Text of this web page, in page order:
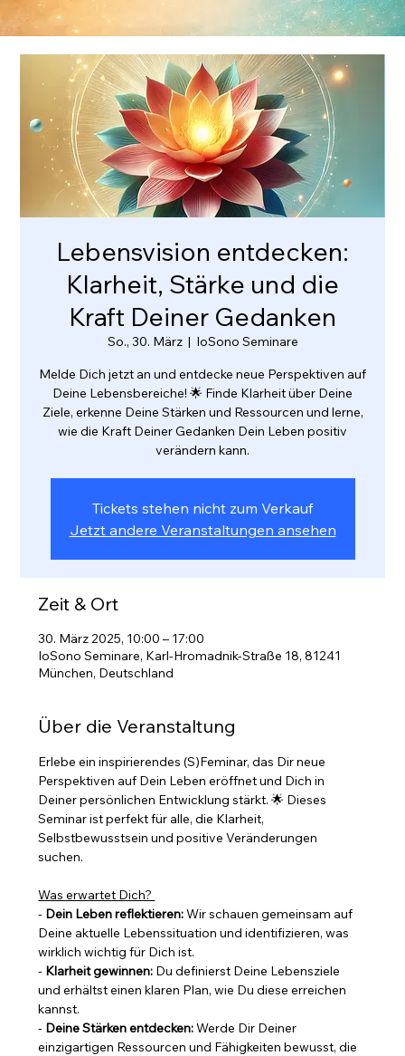
Lebensvision entdecken:
Klarheit, Stärke und die
Kraft Deiner Gedanken
So., 30. März
  |
IoSono Seminare
Melde Dich jetzt an und entdecke neue Perspektiven auf
Deine Lebensbereiche! 🌟 Finde Klarheit über Deine
Ziele, erkenne Deine Stärken und Ressourcen und lerne,
wie die Kraft Deiner Gedanken Dein Leben positiv
verändern kann.
Tickets stehen nicht zum Verkauf
Jetzt andere Veranstaltungen ansehen
Zeit & Ort
30. März 2025, 10:00 – 17:00
IoSono Seminare, Karl-Hromadnik-Straße 18, 81241
München, Deutschland
Über die Veranstaltung
Erlebe ein inspirierendes (S)Feminar, das Dir neue
Perspektiven auf Dein Leben eröffnet und Dich in
Deiner persönlichen Entwicklung stärkt. 🌟 Dieses
Seminar ist perfekt für alle, die Klarheit,
Selbstbewusstsein und positive Veränderungen
suchen.
Was erwartet Dich?
- Dein Leben reflektieren: Wir schauen gemeinsam auf
Deine aktuelle Lebenssituation und identifizieren, was
wirklich wichtig für Dich ist.
- Klarheit gewinnen: Du definierst Deine Lebensziele
und erhältst einen klaren Plan, wie Du diese erreichen
kannst.
- Deine Stärken entdecken: Werde Dir Deiner
einzigartigen Ressourcen und Fähigkeiten bewusst, die